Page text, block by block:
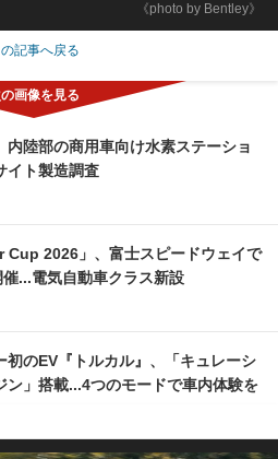
《photo by Bentley》
の記事へ戻る
内陸部の商用車向け水素ステーショ
イト製造調査
Cup 2026」、富士スピードウェイで
...電気自動車クラス新設
初のEV『トルカル』、「キュレーシ
ン」搭載...4つのモードで車内体験を